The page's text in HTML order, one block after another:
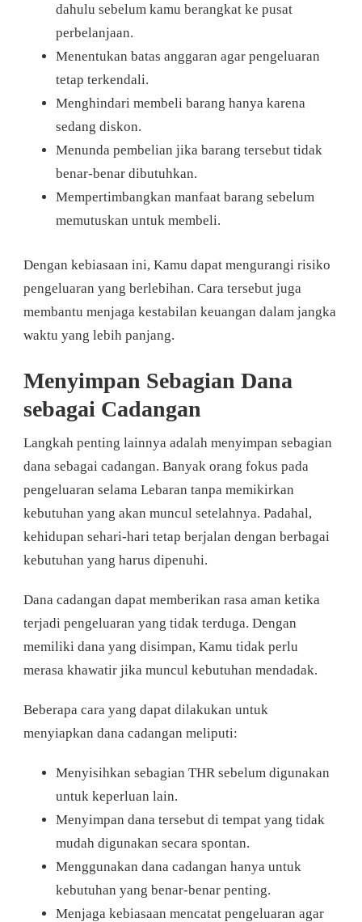
dahulu sebelum kamu berangkat ke pusat
perbelanjaan.
Menentukan batas anggaran agar pengeluaran
tetap terkendali.
Menghindari membeli barang hanya karena
sedang diskon.
Menunda pembelian jika barang tersebut tidak
benar-benar dibutuhkan.
Mempertimbangkan manfaat barang sebelum
memutuskan untuk membeli.
Dengan kebiasaan ini, Kamu dapat mengurangi risiko
pengeluaran yang berlebihan. Cara tersebut juga
membantu menjaga kestabilan keuangan dalam jangka
waktu yang lebih panjang.
Menyimpan Sebagian Dana
sebagai Cadangan
Langkah penting lainnya adalah menyimpan sebagian
dana sebagai cadangan. Banyak orang fokus pada
pengeluaran selama Lebaran tanpa memikirkan
kebutuhan yang akan muncul setelahnya. Padahal,
kehidupan sehari-hari tetap berjalan dengan berbagai
kebutuhan yang harus dipenuhi.
Dana cadangan dapat memberikan rasa aman ketika
terjadi pengeluaran yang tidak terduga. Dengan
memiliki dana yang disimpan, Kamu tidak perlu
merasa khawatir jika muncul kebutuhan mendadak.
Beberapa cara yang dapat dilakukan untuk
menyiapkan dana cadangan meliputi:
Menyisihkan sebagian THR sebelum digunakan
untuk keperluan lain.
Menyimpan dana tersebut di tempat yang tidak
mudah digunakan secara spontan.
Menggunakan dana cadangan hanya untuk
kebutuhan yang benar-benar penting.
Menjaga kebiasaan mencatat pengeluaran agar